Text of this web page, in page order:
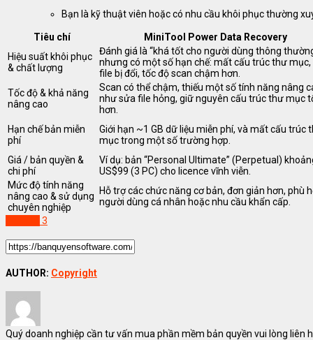
Bạn là kỹ thuật viên hoặc có nhu cầu khôi phục thường
Tiêu chí
MiniTool Power Data Recovery
Hiệu suất khôi phục
& chất lượng
Đánh giá là “khá tốt cho người dùng thông
nhưng có một số hạn chế: mất cấu trúc thư
file bị đổi, tốc độ scan chậm hơn.
Tốc độ & khả năng
nâng cao
Scan có thể chậm, thiếu một số tính năng nâng
như sửa file hỏng, giữ nguyên cấu trúc thư mục
hơn.
Hạn chế bản miễn
phí
Giới hạn ~1 GB dữ liệu miễn phí, và mất cấu trúc
mục trong một số trường hợp.
Giá / bản quyền &
chi phí
Ví dụ: bản “Personal Ultimate” (Perpetual)
US$99 (3 PC) cho licence vĩnh viễn.
Mức độ tính năng
nâng cao & sử dụng
chuyên nghiệp
Hỗ trợ các chức năng cơ bản, đơn giản hơn, phù
người dùng cá nhân hoặc nhu cầu khẩn cấp.
3
AUTHOR: Copyright
Quý doanh nghiệp cần tư vấn mua phần mềm bản quyền vui lòng liên